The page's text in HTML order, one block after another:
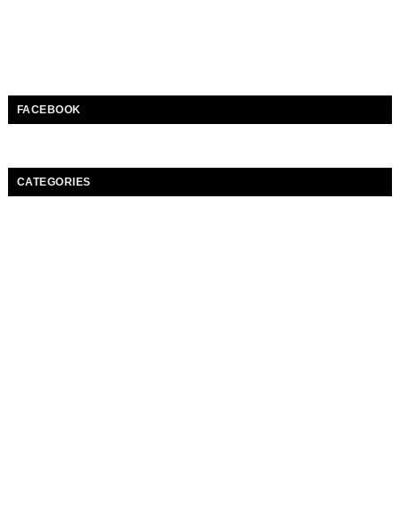
FACEBOOK
CATEGORIES